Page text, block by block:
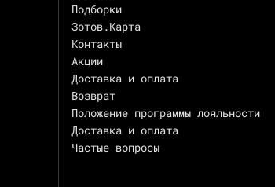
Подборки
Зотов.Карта
Контакты
Акции
Доставка и оплата
Возврат
Положение программы лояльности
Доставка и оплата
Частые вопросы